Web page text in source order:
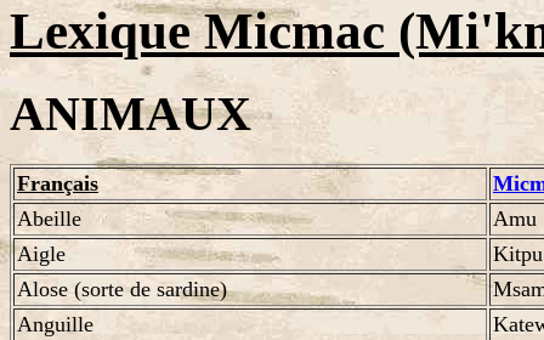
Lexique Micmac
ANIMAUX
Français
Abeille
Amu
Aigle
Kitpu
Alose (sorte de sardine)
Anguille